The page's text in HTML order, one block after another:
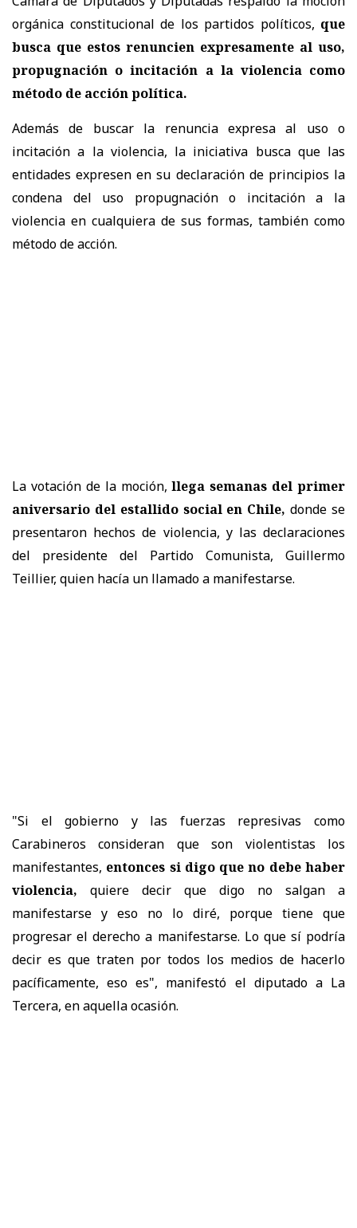
orgánica constitucional de los partidos políticos, que
busca que estos renuncien expresamente al uso,
propugnación o incitación a la violencia como
método de acción política.
Además de buscar la renuncia expresa al uso o
incitación a la violencia, la iniciativa busca que las
entidades expresen en su declaración de principios la
condena del uso propugnación o incitación a la
violencia en cualquiera de sus formas, también como
método de acción.
La votación de la moción, llega semanas del primer
aniversario del estallido social en Chile, donde se
presentaron hechos de violencia, y las declaraciones
del presidente del Partido Comunista, Guillermo
Teillier, quien hacía un llamado a manifestarse.
"Si el gobierno y las fuerzas represivas como
Carabineros consideran que son violentistas los
manifestantes, entonces si digo que no debe haber
violencia, quiere decir que digo no salgan a
manifestarse y eso no lo diré, porque tiene que
progresar el derecho a manifestarse. Lo que sí podría
decir es que traten por todos los medios de hacerlo
pacíficamente, eso es", manifestó el diputado a La
Tercera, en aquella ocasión.